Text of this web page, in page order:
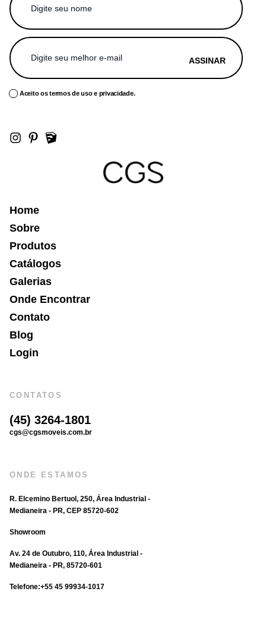
Aceito os termos de uso e privacidade.
ASSINAR
Home
Sobre
Produtos
Catálogos
Galerias
Onde Encontrar
Contato
Blog
Login
CONTATOS
(45) 3264-1801
cgs@cgsmoveis.com.br
ONDE ESTAMOS
R. Elcemino Bertuol, 250, Área Industrial -
Medianeira - PR, CEP 85720-602
Showroom
Av. 24 de Outubro, 110, Área Industrial -
Medianeira - PR, 85720-601
Telefone:‪+55 45 99934‑1017‬